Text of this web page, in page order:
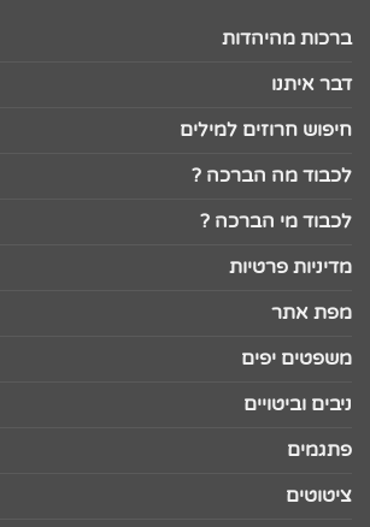
ברכות מהיהדות
דבר איתנו
חיפוש חרוזים למילים
לכבוד מה הברכה ?
לכבוד מי הברכה ?
מדיניות פרטיות
מפת אתר
משפטים יפים
ניבים וביטויים
פתגמים
ציטוטים